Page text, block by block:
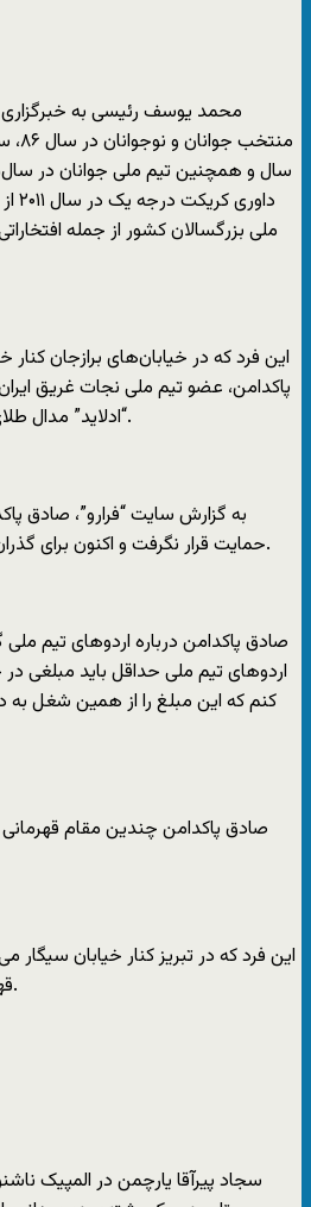
محمد یوسف رئیسی به
ملی بزرگسالان کشور از جمله
این فرد که در خیابان‌های برازجان
پاکدامن، عضو تیم ملی نجات غریق
“ادلاید” مدال طلای این رشته را بر گردن آویخت.
به گزارش سایت “فرارو”، صادق
حمایت قرار نگرفت و اکنون برای گذران زندگی فلافل فروشی می‌کند.
صادق پاکدامن درباره اردوهای تیم ملی
اردوهای تیم ملی حداقل باید مبلغی
کنم که این مبلغ را از همین شغل به
صادق پاکدامن چندین مقام
این فرد که در تبریز کنار خیابان سیگار
قهرمان المپیک سال ۲۰۱۳ است.